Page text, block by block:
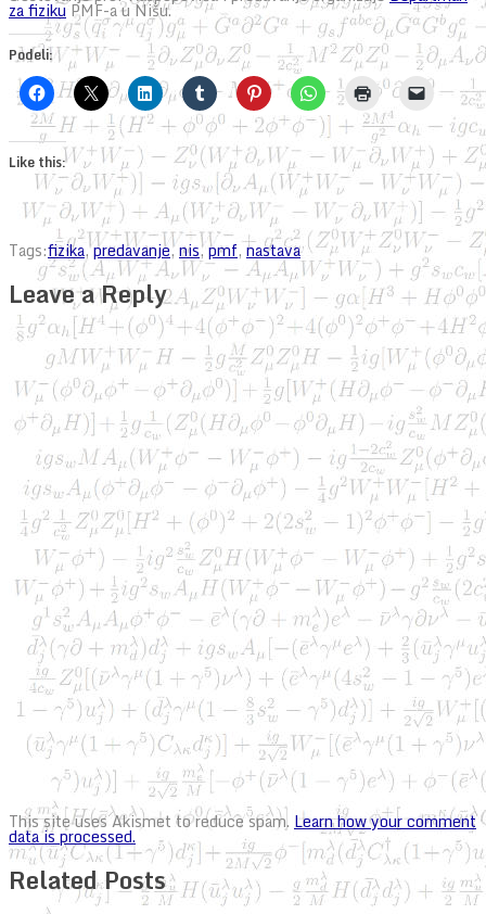
za fizikuPMF-a u Nišu.
Podeli:
Like this:
Tags:fizika,predavanje,nis,pmf,nastava
Leave a Reply
This site uses Akismet to reduce spam. Learn how your comment
data is processed.
Related Posts